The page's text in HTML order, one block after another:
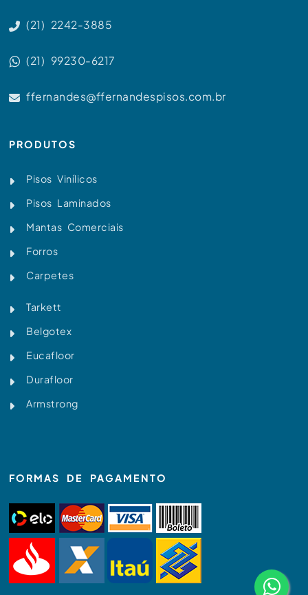
(21) 2242-3885
(21) 99230-6217
ffernandes@ffernandespisos.com.br
PRODUTOS
Pisos Vinílicos
Pisos Laminados
Mantas Comerciais
Forros
Carpetes
Tarkett
Belgotex
Eucafloor
Durafloor
Armstrong
FORMAS DE PAGAMENTO